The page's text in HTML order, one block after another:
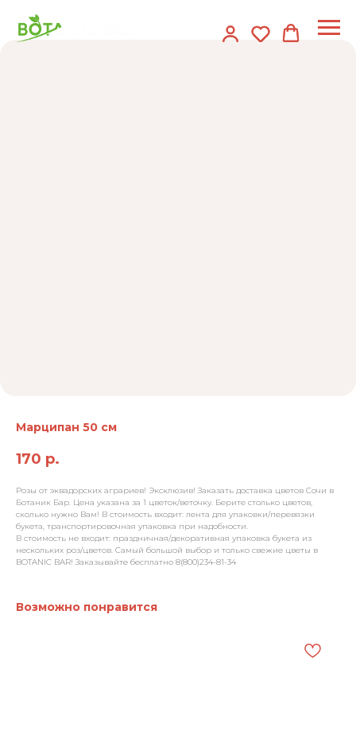
Марципан 50 см
170 р.
Розы от эквадорских аграриев! Эксклюзив! Заказать доставка цветов Сочи в
Ботаник Бар. Цена указана за 1 цветок/веточку. Берите столько цветов,
сколько нужно Вам! В стоимость входит: лента для упаковки/перевязки
букета, транспортировочная упаковка при надобности.
В стоимость не входит: праздничная/декоративная упаковка букета из
нескольких роз/цветов. Самый большой выбор и только свежие цветы в
BOTANIC BAR! Заказывайте бесплатно 8(800)234-81-34
Возможно понравится